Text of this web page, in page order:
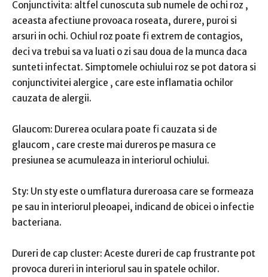
Conjunctivita: altfel cunoscuta sub numele de ochi roz ,
aceasta afectiune provoaca roseata, durere, puroi si
arsuri in ochi. Ochiul roz poate fi extrem de contagios,
deci va trebui sa va luati o zi sau doua de la munca daca
sunteti infectat. Simptomele ochiului roz se pot datora si
conjunctivitei alergice , care este inflamatia ochilor
cauzata de alergii.
Glaucom: Durerea oculara poate fi cauzata si de
glaucom , care creste mai dureros pe masura ce
presiunea se acumuleaza in interiorul ochiului.
Sty: Un sty este o umflatura dureroasa care se formeaza
pe sau in interiorul pleoapei, indicand de obicei o infectie
bacteriana.
Dureri de cap cluster: Aceste dureri de cap frustrante pot
provoca dureri in interiorul sau in spatele ochilor.